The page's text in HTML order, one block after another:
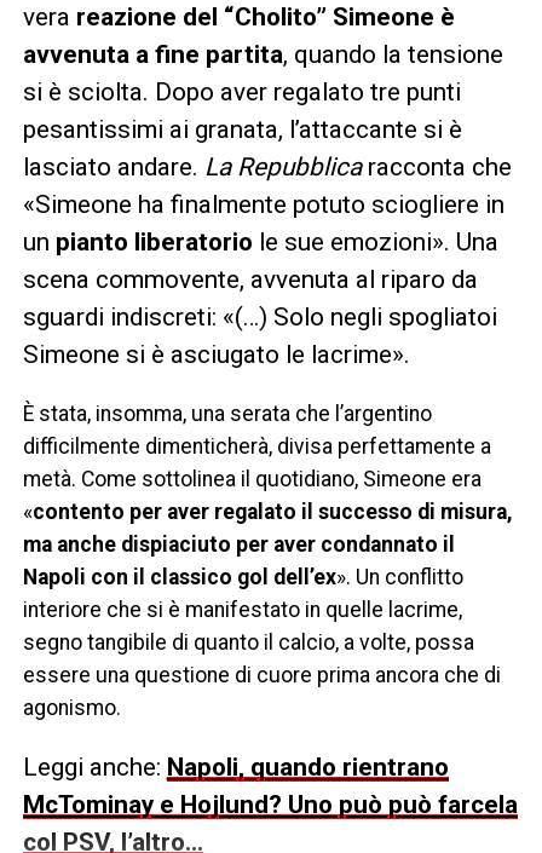
vera reazione del “Cholito” Simeone è
avvenuta a fine partita, quando la tensione
si è sciolta. Dopo aver regalato tre punti
pesantissimi ai granata, l’attaccante si è
lasciato andare. La Repubblicaracconta che
«Simeone ha finalmente potuto sciogliere in
un pianto liberatorio le sue emozioni». Una
scena commovente, avvenuta al riparo da
sguardi indiscreti: «(…) Solo negli spogliatoi
Simeone si è asciugato le lacrime».
È stata, insomma, una serata che l’argentino
difficilmente dimenticherà, divisa perfettamente a
metà. Come sottolinea il quotidiano, Simeone era
«contento per aver regalato il successo di misura,
ma anche dispiaciuto per aver condannato il
Napoli con il classico gol dell’ex». Un conflitto
interiore che si è manifestato in quelle lacrime,
segno tangibile di quanto il calcio, a volte, possa
essere una questione di cuore prima ancora che di
agonismo.
Leggi anche: Napoli, quando rientrano
McTominay e Hojlund? Uno può può farcela
col PSV, l’altro…